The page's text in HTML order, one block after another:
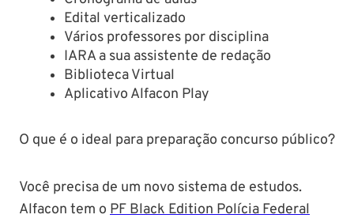
Edital verticalizado
Vários professores por disciplina
IARA a sua assistente de redação
Biblioteca Virtual
Aplicativo Alfacon Play
O que é o ideal para preparação concurso público?
Você precisa de um novo sistema de estudos.
Alfacon tem o PF Black Edition Polícia Federal